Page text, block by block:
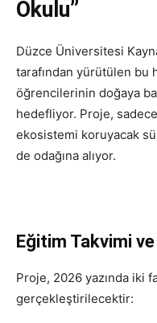
Okulu”
Düzce Üniversitesi
tarafından yürütülen bu
öğrencilerinin doğaya
hedefliyor. Proje,
ekosistemi koruyacak
de odağına alıyor.
Eğitim Takvimi ve
Proje, 2026 yazında iki
gerçekleştirilecektir: